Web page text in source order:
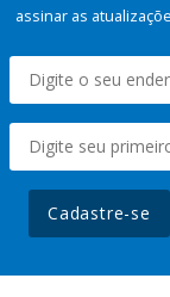
assinar as
Cadastre-se